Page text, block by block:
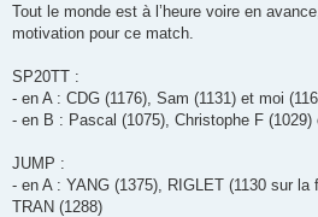
Tout le monde est à l’heure voire en
motivation pour ce match.
SP20TT :
- en A : CDG (1176), Sam (1131) et moi
- en B : Pascal (1075), Christophe F (1029)
JUMP :
- en A : YANG (1375), RIGLET (1130 sur
TRAN (1288)